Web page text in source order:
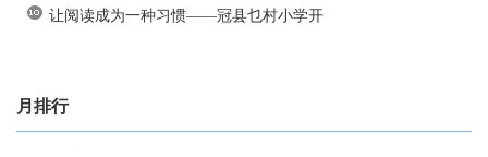
让阅读成为一种习惯——冠县乜村小学开
月排行